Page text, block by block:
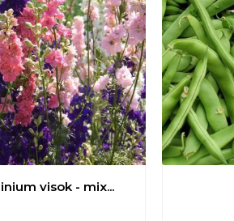
visok - mix...